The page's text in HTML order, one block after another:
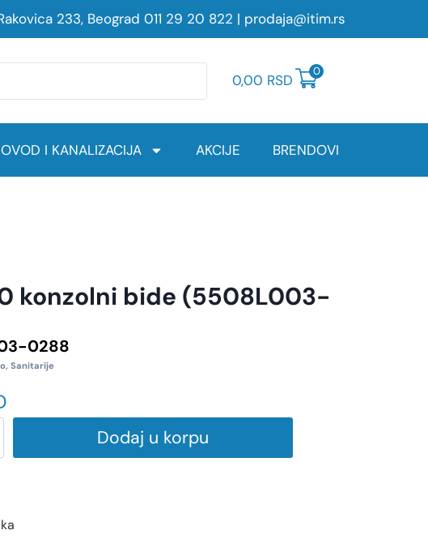
233, Beograd 011 29 20 822 | prodaja@itim.rs
0,00 RSD
0
I KANALIZACIJA AKCIJE BRENDOVI
konzolni bide (5508L003-
0288
, Sanitarije
Dodaj u korpu